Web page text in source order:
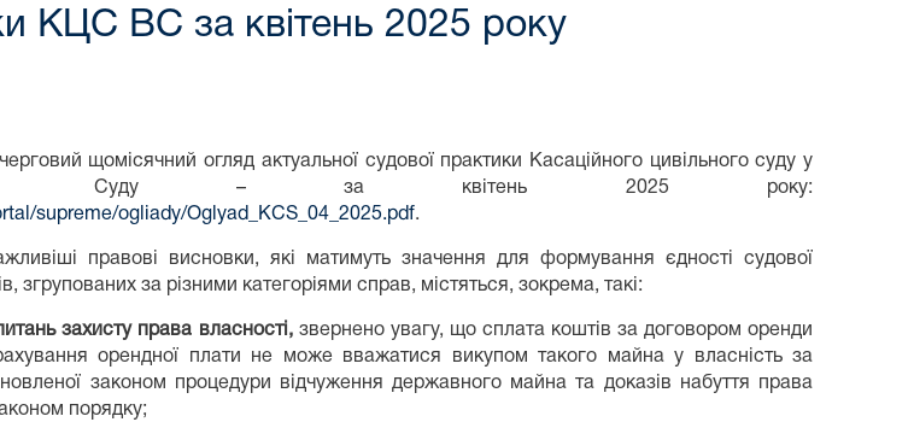
КЦС ВС за квітень 2025 року
щомісячний огляд актуальної судової практики Касаційного цивільного суду у
Суду – за квітень 2025 року:
supreme/ogliady/Oglyad_KCS_04_2025.pdf.
правові висновки, які матимуть значення для формування єдності судової
згрупованих за різними категоріями справ, містяться, зокрема, такі:
захисту права власності,звернено увагу, що сплата коштів за договором оренди
орендної плати не може вважатися викупом такого майна у власність за
законом процедури відчуження державного майна та доказів набуття права
порядку;